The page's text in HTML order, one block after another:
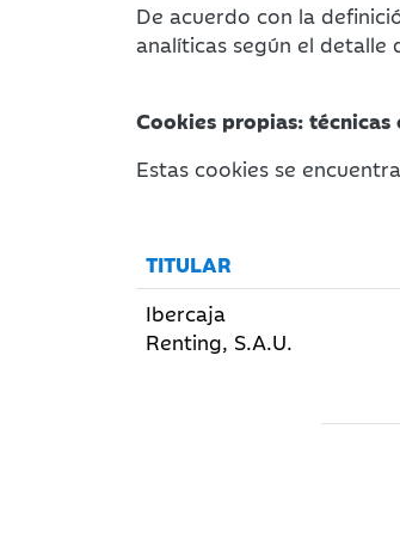
De acuerdo con la
analíticas según el detalle
Cookies propias: técnicas
Estas cookies se
TITULAR
Ibercaja
Renting, S.A.U.